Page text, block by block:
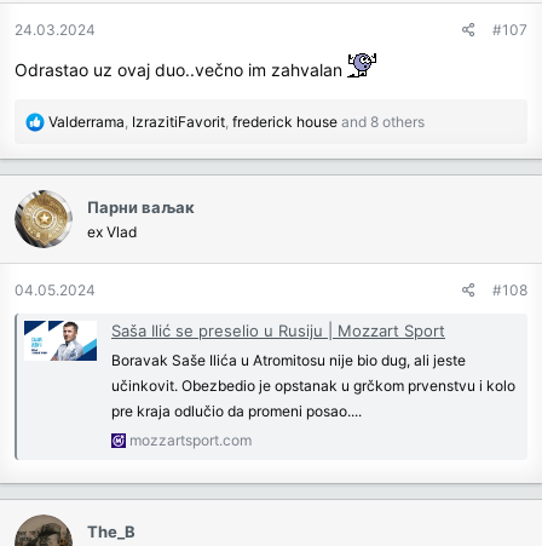
n
:
24.03.2024 #107
Odrastao uz ovaj duo..večno im zahvalan
R
a
c
t
i
n
:
Valderrama IzrazitiFavorit frederick house and 8 others
Парни ваљак
ex Vlad
04.05.2024 #108
Saša Ilić se preselio u Rusiju | Mozzart Sport
Boravak Saše Ilića u Atromitosu nije bio dug, ali jeste
učinkovit. Obezbedio je opstanak u grčkom prvenstvu i kolo
pre kraja odlučio da promeni posao....
mozzartsport.com
The_B